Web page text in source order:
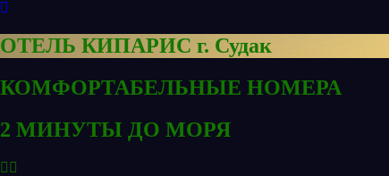
ОТЕЛЬ КИПАРИС г. Судак
КОМФОРТАБЕЛЬНЫЕ НОМЕРА
2 МИНУТЫ ДО МОРЯ